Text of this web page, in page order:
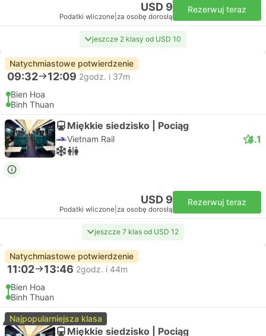
USD 9
Podatki wliczone za osobę dorosłą
Rezerwuj teraz
jeszcze 2 klasy od USD 10
Natychmiastowe potwierdzenie
09:32 12:09 2godz. i 37m
Bien Hoa
Binh Thuan
Miękkie siedzisko | Pociąg
Vietnam Rail 4.1
USD 9
Podatki wliczone za osobę dorosłą
Rezerwuj teraz
jeszcze 7 klas od USD 12
Natychmiastowe potwierdzenie
11:02 13:46 2godz. i 44m
Bien Hoa
Binh Thuan
Najpopularniejsza klasa
Miękkie siedzisko | Pociąg